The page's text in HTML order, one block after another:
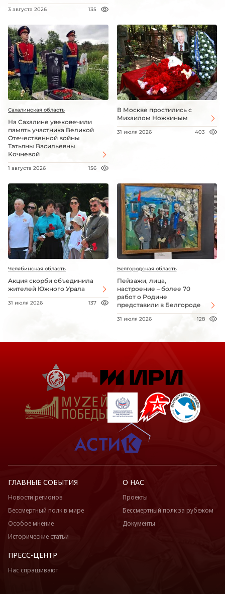
3 августа 2026 135
Сахалинская область
На Сахалине увековечили
память участника Великой
Отечественной войны
Татьяны Васильевны
Кочневой
1 августа 2026 156
В Москве простились с
Михаилом Ножкиным
31 июля 2026 403
Челябинская область
Акция скорби объединила
жителей Южного Урала
31 июля 2026 137
Белгородская область
Пейзажи, лица,
настроение – более 70
работ о Родине
представили в Белгороде
31 июля 2026 128
ГЛАВНЫЕ СОБЫТИЯ
Новости регионов
Бессмертный полк в мире
Особое мнение
Исторические статьи
О НАС
Проекты
Бессмертный полк за рубежом
Документы
ПРЕСС-ЦЕНТР
Нас спрашивают